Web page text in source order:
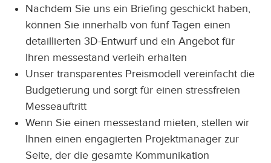
Nachdem Sie uns ein Briefing geschickt haben,
können Sie innerhalb von fünf Tagen einen
detaillierten 3D-Entwurf und ein Angebot für
Ihren messestand verleih erhalten
Unser transparentes Preismodell vereinfacht die
Budgetierung und sorgt für einen stressfreien
Messeauftritt
Wenn Sie einen messestand mieten, stellen wir
Ihnen einen engagierten Projektmanager zur
Seite, der die gesamte Kommunikation